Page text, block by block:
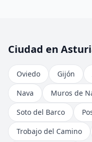
Ciudad en
Oviedo Gijón
Nava
Muros de
Soto del Barco
Trobajo del Camino